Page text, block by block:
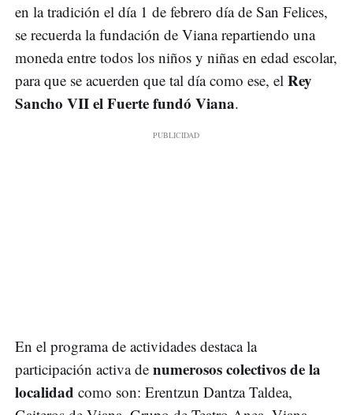
en la tradición el día 1 de febrero día de San Felices,
se recuerda la fundación de Viana repartiendo una
moneda entre todos los niños y niñas en edad escolar,
para que se acuerden que tal día como ese, el Rey
Sancho VII el Fuerte fundó Viana.
En el programa de actividades destaca la
participación activa de numerosos colectivos de la
localidad como son: Erentzun Dantza Taldea,